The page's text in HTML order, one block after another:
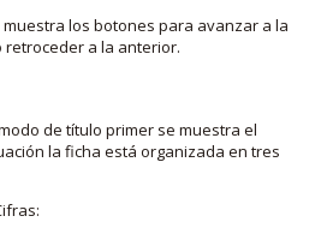
los botones para avanzar a la
retroceder a la anterior.
de título primer se muestra el
la ficha está organizada en tres